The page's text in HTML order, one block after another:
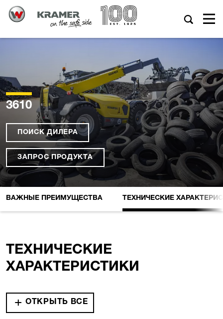
3610
ПОИСК ДИЛЕРА
ЗАПРОС ПРОДУКТА
ВАЖНЫЕ ПРЕИМУЩЕСТВА ТЕХНИЧЕСКИЕ
ТЕХНИЧЕСКИЕ
XАРАКТЕРИСТИКИ
ОТКРЫТЬ ВСЕ